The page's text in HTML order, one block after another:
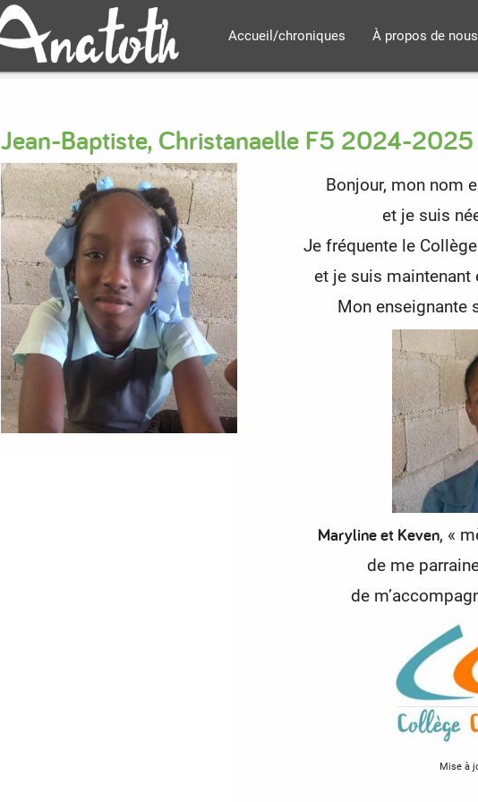
Accueil/chroniques À propos de nous
Jean-Baptiste, Christanaelle F5 2024-
Bonjour, mon nom
et je suis
Je fréquente le
et je suis maintenant
Mon enseignante
Maryline et Keven, «
de me
de
Mise à